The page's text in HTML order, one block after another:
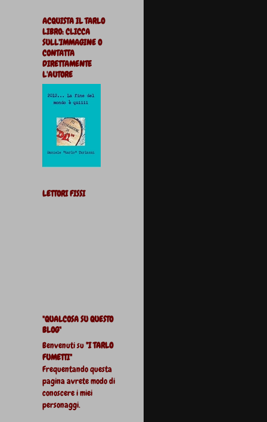
ACQUISTA IL TARLO
LIBRO: CLICCA
SULL'IMMAGINE O
CONTATTA
DIRETTAMENTE
L'AUTORE
LETTORI FISSI
"QUALCOSA SU QUESTO
BLOG"
Benvenuti su"I TARLO
FUMETTI"
Frequentando questa
pagina avrete modo di
conoscere i miei
personaggi.